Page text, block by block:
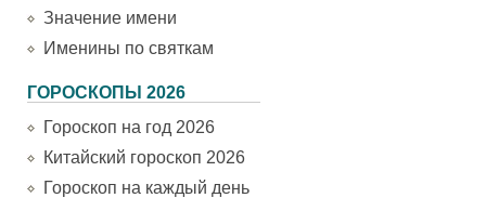
Значение имени
Именины по святкам
ГОРОСКОПЫ 2026
Гороскоп на год 2026
Китайский гороскоп 2026
Гороскоп на каждый день